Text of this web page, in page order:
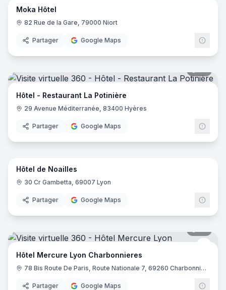
Moka Hôtel
82 Rue de la Gare, 79000 Niort
Partager Google Maps
Hôtel - Restaurant La Potinière
29 Avenue Méditerranée, 83400 Hyères
Partager Google Maps
17
Hôtel de Noailles
30 Cr Gambetta, 69007 Lyon
Partager Google Maps
Hôtel Mercure Lyon Charbonnieres
78 Bis Route De Paris, Route Nationale 7, 69260 Charbonnières-les-Bains
Partager Google Maps